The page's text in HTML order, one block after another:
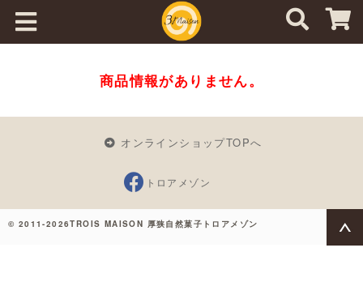
商品情報がありません。
オンラインショップTOPへ
トロアメゾン
© 2011-2026TROIS MAISON 厚狭自然菓子トロアメゾン